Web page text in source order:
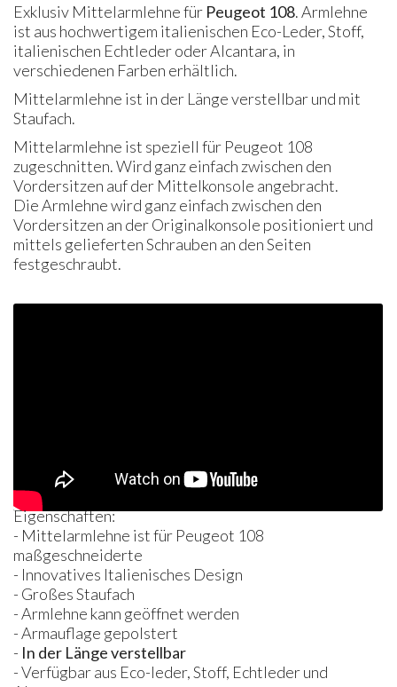
Exklusiv Mittelarmlehne für Peugeot 108. Armlehne
ist aus hochwertigem italienischen Eco-Leder, Stoff,
italienischen Echtleder oder Alcantara, in
verschiedenen Farben erhältlich.
Mittelarmlehne ist in der Länge verstellbar und mit
Staufach.
Mittelarmlehne ist speziell für Peugeot 108
zugeschnitten. Wird ganz einfach zwischen den
Vordersitzen auf der Mittelkonsole angebracht.
Die Armlehne wird ganz einfach zwischen den
Vordersitzen an der Originalkonsole positioniert und
mittels gelieferten Schrauben an den Seiten
festgeschraubt.
Eigenschaften:
- Mittelarmlehne ist für Peugeot 108
maßgeschneiderte
- Innovatives Italienisches Design
- Großes Staufach
- Armlehne kann geöffnet werden
- Armauflage gepolstert
- In der Länge verstellbar
- Verfügbar aus Eco-leder, Stoff, Echtleder und